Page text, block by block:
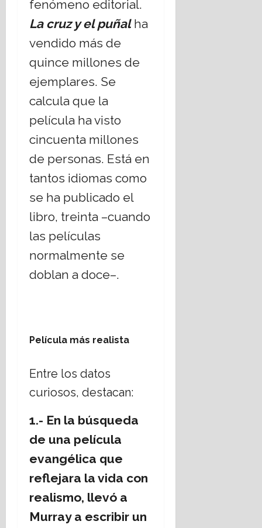
fenómeno editorial.
La cruz y el puñal ha
vendido más de
quince millones de
ejemplares. Se
calcula que la
película ha visto
cincuenta millones
de personas. Está en
tantos idiomas como
se ha publicado el
libro, treinta –cuando
las películas
normalmente se
doblan a doce–.
Película más realista
Entre los datos
curiosos, destacan:
1.- En la búsqueda
de una película
evangélica que
reflejara la vida con
realismo, llevó a
Murray a escribir un